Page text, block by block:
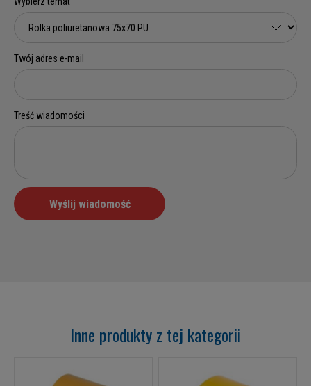
Inne produkty z tej kategorii